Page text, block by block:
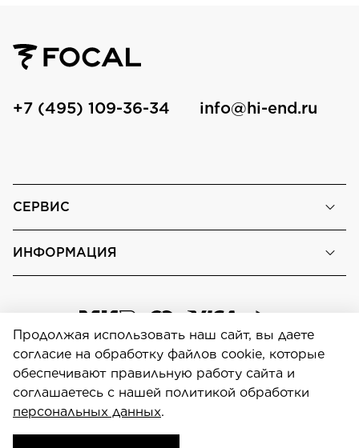
СЕРВИС
ИНФОРМАЦИЯ
+7 (495) 109-36-34 info@hi-end.ru
Focal-Shop.ru © 2026
Продолжая использовать наш сайт, вы даете
согласие на обработку файлов cookie, которые
обеспечивают правильную работу сайта и
соглашаетесь с нашей политикой обработки
персональных данных.